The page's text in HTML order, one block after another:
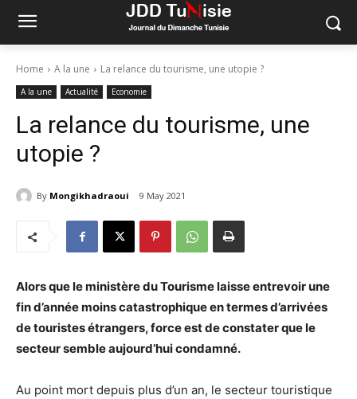
Home A la une La relance du tourisme, une utopie ?
A la une Actualité Economie
La relance du tourisme, une
utopie ?
By Mongikhadraoui 9 May 2021
Alors que le ministère du Tourisme laisse entrevoir une
fin d’année moins catastrophique en termes d’arrivées
de touristes étrangers, force est de constater que le
secteur semble aujourd’hui condamné.
Au point mort depuis plus d’un an, le secteur touristique